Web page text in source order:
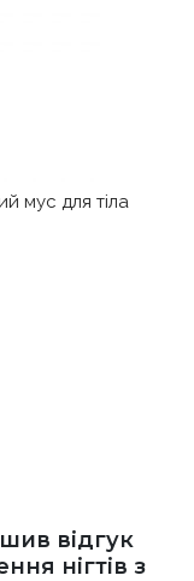
мус для тіла
відгук
нігтів з